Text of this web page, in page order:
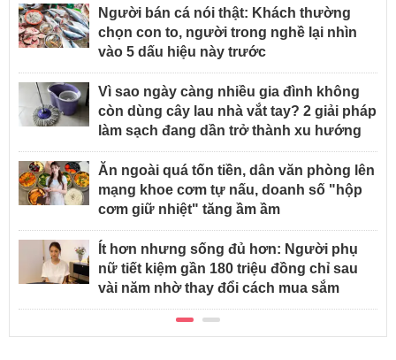
Người bán cá nói thật: Khách thường
chọn con to, người trong nghề lại nhìn
vào 5 dấu hiệu này trước
Vì sao ngày càng nhiều gia đình không
còn dùng cây lau nhà vắt tay? 2 giải pháp
làm sạch đang dần trở thành xu hướng
Ăn ngoài quá tốn tiền, dân văn phòng lên
mạng khoe cơm tự nấu, doanh số "hộp
cơm giữ nhiệt" tăng ầm ầm
Ít hơn nhưng sống đủ hơn: Người phụ
nữ tiết kiệm gần 180 triệu đồng chỉ sau
vài năm nhờ thay đổi cách mua sắm